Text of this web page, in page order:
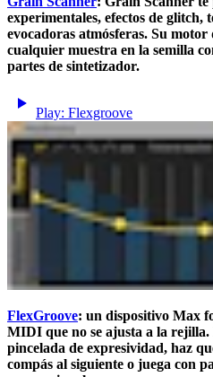
experimentales, efectos de glitch,
evocadoras atmósferas. Su
cualquier muestra en la semilla
partes de sintetizador.
Play: Flexgroove
FlexGroove: un dispositivo Max
MIDI que no se ajusta a la rejilla.
pincelada de expresividad, haz
compás al siguiente o juega con